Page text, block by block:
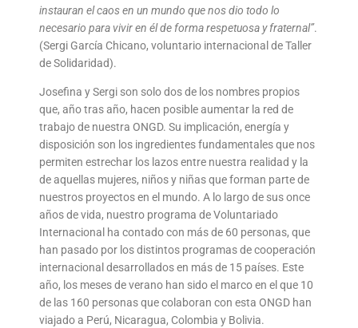
instauran el caos en un mundo que nos dio todo lo
necesario para vivir en él de forma respetuosa y fraternal”.
(Sergi García Chicano, voluntario internacional de Taller
de Solidaridad).
Josefina y Sergi son solo dos de los nombres propios
que, año tras año, hacen posible aumentar la red de
trabajo de nuestra ONGD. Su implicación, energía y
disposición son los ingredientes fundamentales que nos
permiten estrechar los lazos entre nuestra realidad y la
de aquellas mujeres, niños y niñas que forman parte de
nuestros proyectos en el mundo. A lo largo de sus once
años de vida, nuestro programa de Voluntariado
Internacional ha contado con más de 60 personas, que
han pasado por los distintos programas de cooperación
internacional desarrollados en más de 15 países. Este
año, los meses de verano han sido el marco en el que 10
de las 160 personas que colaboran con esta ONGD han
viajado a Perú, Nicaragua, Colombia y Bolivia.